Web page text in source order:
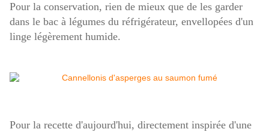
Pour la conservation, rien de mieux que de les garder
dans le bac à légumes du réfrigérateur, envellopées d'un
linge légèrement humide.
Pour la recette d'aujourd'hui, directement inspirée d'une